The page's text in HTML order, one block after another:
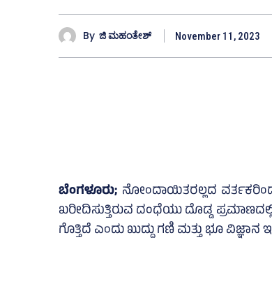
By ಜಿ ಮಹಂತೇಶ್ November 11, 2023
ಬೆಂಗಳೂರು; ನೋಂದಾಯಿತರಲ್ಲದ
ಖರೀದಿಸುತ್ತಿರುವ ದಂಧೆಯು ದೊಡ್ಡ
ಗೊತ್ತಿದೆ ಎಂದು ಖುದ್ದು ಗಣಿ ಮತ್ತು ಭೂ